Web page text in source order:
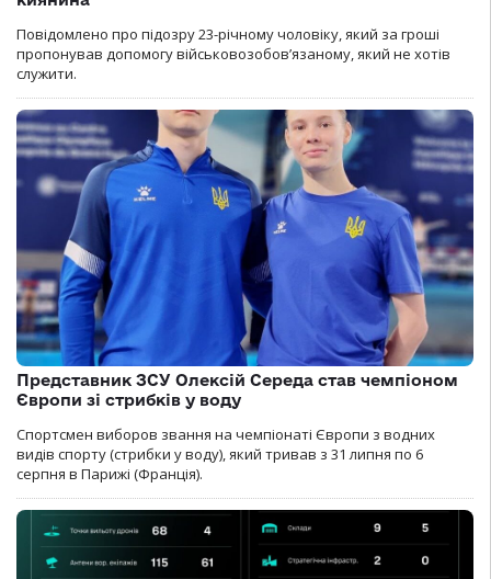
Повідомлено про підозру 23-річному чоловіку, який за гроші
пропонував допомогу військовозобов’язаному, який не хотів
служити.
Представник ЗСУ Олексій Середа став чемпіоном
Європи зі стрибків у воду
Спортсмен виборов звання на чемпіонаті Європи з водних
видів спорту (стрибки у воду), який тривав з 31 липня по 6
серпня в Парижі (Франція).